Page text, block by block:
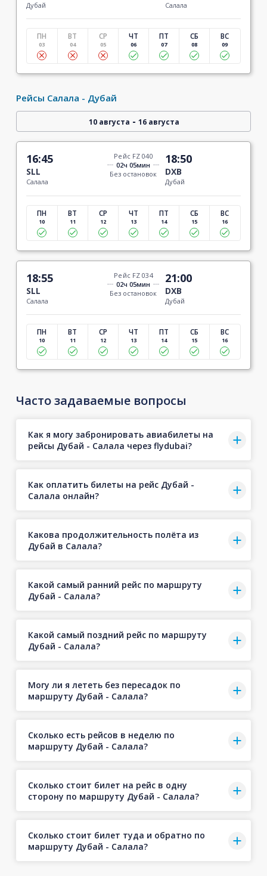
Дубай Салала
ПН
03
ВТ
04
СР
05
ЧТ
06
ПТ
07
СБ
08
ВС
09
Рейсы Салала - Дубай
10 августа - 16 августа
16:45
SLL
Салала
Рейс FZ 040
02ч 05мин
Без остановок
18:50
DXB
Дубай
ПН
10
ВТ
11
СР
12
ЧТ
13
ПТ
14
СБ
15
ВС
16
18:55
SLL
Салала
Рейс FZ 034
02ч 05мин
Без остановок
21:00
DXB
Дубай
ПН
10
ВТ
11
СР
12
ЧТ
13
ПТ
14
СБ
15
ВС
16
Часто задаваемые вопросы
Как я могу забронировать авиабилеты на
рейсы Дубай - Салала через flydubai?
Как оплатить билеты на рейс Дубай -
Салала онлайн?
Какова продолжительность полёта из
Дубай в Салала?
Какой самый ранний рейс по маршруту
Дубай - Салала?
Какой самый поздний рейс по маршруту
Дубай - Салала?
Могу ли я лететь без пересадок по
маршруту Дубай - Салала?
Сколько есть рейсов в неделю по
маршруту Дубай - Салала?
Сколько стоит билет на рейс в одну
сторону по маршруту Дубай - Салала?
Сколько стоит билет туда и обратно по
маршруту Дубай - Салала?